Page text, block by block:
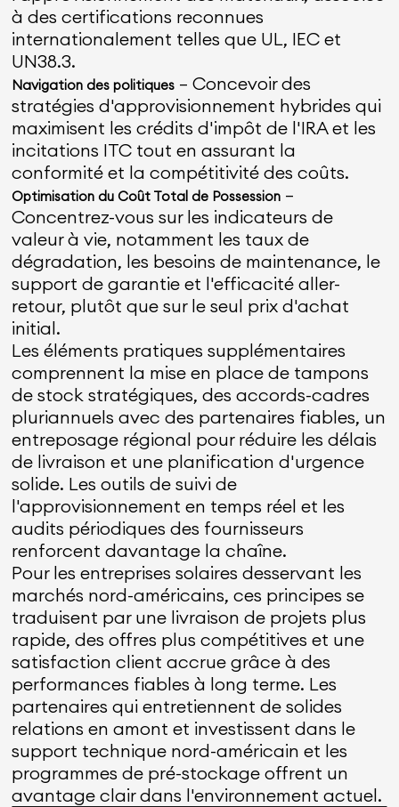
à des certifications reconnues
internationalement telles que UL, IEC et
UN38.3.
Navigation des politiques — Concevoir des
stratégies d'approvisionnement hybrides qui
maximisent les crédits d'impôt de l'IRA et les
incitations ITC tout en assurant la
conformité et la compétitivité des coûts.
Optimisation du Coût Total de Possession —
Concentrez-vous sur les indicateurs de
valeur à vie, notamment les taux de
dégradation, les besoins de maintenance, le
support de garantie et l'efficacité aller-
retour, plutôt que sur le seul prix d'achat
initial.
Les éléments pratiques supplémentaires
comprennent la mise en place de tampons
de stock stratégiques, des accords-cadres
pluriannuels avec des partenaires fiables, un
entreposage régional pour réduire les délais
de livraison et une planification d'urgence
solide. Les outils de suivi de
l'approvisionnement en temps réel et les
audits périodiques des fournisseurs
renforcent davantage la chaîne.
Pour les entreprises solaires desservant les
marchés nord-américains, ces principes se
traduisent par une livraison de projets plus
rapide, des offres plus compétitives et une
satisfaction client accrue grâce à des
performances fiables à long terme. Les
partenaires qui entretiennent de solides
relations en amont et investissent dans le
support technique nord-américain et les
programmes de pré-stockage offrent un
avantage clair dans l'environnement actuel.